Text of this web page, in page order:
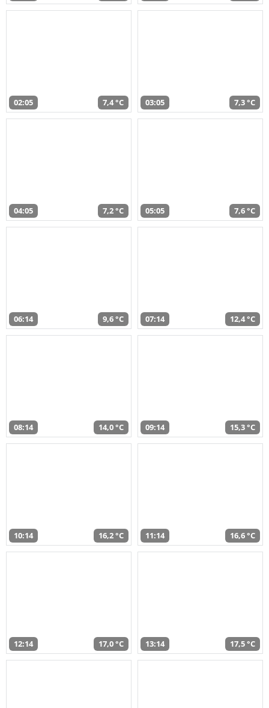
02:05 7,4 °C 03:05 7,3 °C
04:05 7,2 °C 05:05 7,6 °C
06:14 9,6 °C 07:14 12,4 °C
08:14 14,0 °C 09:14 15,3 °C
10:14 16,2 °C 11:14 16,6 °C
12:14 17,0 °C 13:14 17,5 °C